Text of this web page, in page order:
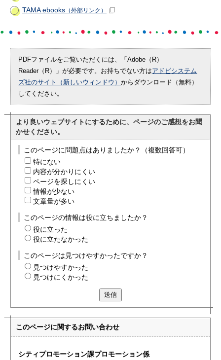
TAMA ebooks （外部リンク）
PDFファイルをご覧いただくには、「Adobe（R）
Reader（R）」が必要です。お持ちでない方はアドビシステム
ズ社のサイト（新しいウィンドウ）からダウンロード（無料）
してください。
より良いウェブサイトにするために、ページのご感想をお聞
かせください。
このページに問題点はありましたか？（複数回答可）
特にない
内容が分かりにくい
ページを探しにくい
情報が少ない
文章量が多い
このページの情報は役に立ちましたか？
役に立った
役に立たなかった
このページは見つけやすかったですか？
見つけやすかった
見つけにくかった
送信
このページに関するお問い合わせ
シティプロモーション課プロモーション係